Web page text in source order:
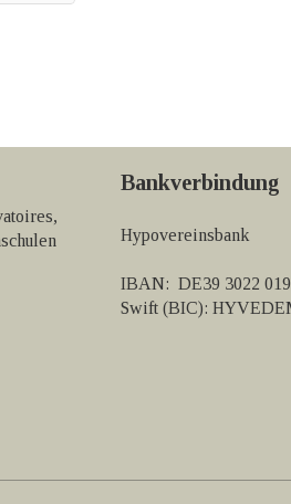
Bankverbindung
Hypovereinsbank
IBAN: DE39 3022
Swift (BIC):